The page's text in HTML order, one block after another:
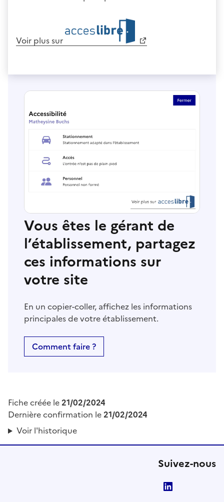
Voir plus sur
Vous êtes le gérant de
l’établissement, partagez
ces informations sur
votre site
En un copier-coller, affichez les informations
principales de votre établissement.
Comment faire ?
Fiche créée le21/02/2024
Dernière confirmation le21/02/2024
Voir l'historique
Suivez-nous